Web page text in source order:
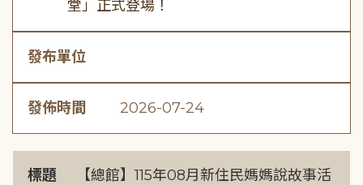
堂」正式登場！
發布單位
發佈時間 2026-07-24
標題
【總館】115年08月新住民媽媽說故事活